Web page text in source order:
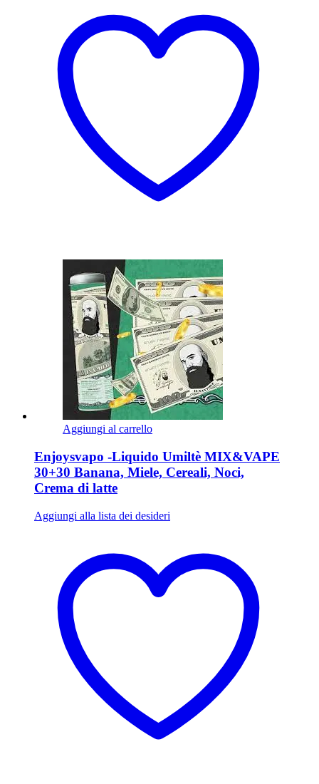
Aggiungi al carrello
Enjoysvapo -Liquido Umiltè MIX&VAPE
30+30 Banana, Miele, Cereali, Noci,
Crema di latte
Aggiungi alla lista dei desideri